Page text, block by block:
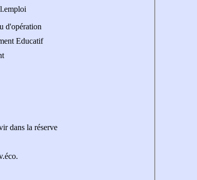
d'opération
Educatif
dans la réserve